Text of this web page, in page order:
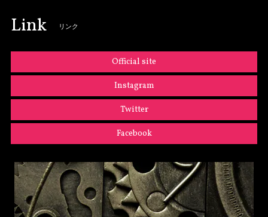
Link リンク
Official site
Instagram
Twitter
Facebook